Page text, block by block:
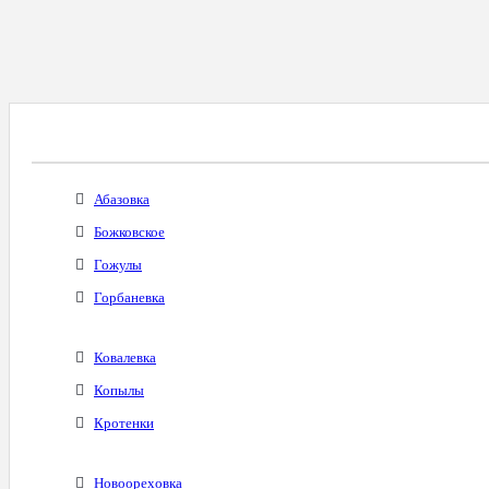
Абазовка
Божковское
Гожулы
Горбаневка
Ковалевка
Копылы
Кротенки
Новоореховка